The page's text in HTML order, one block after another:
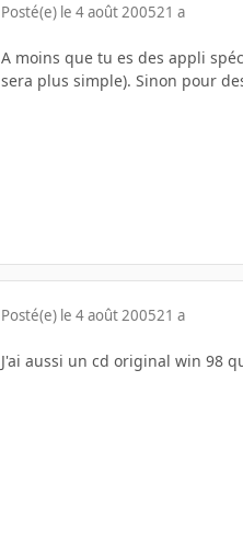
Posté(e) le 4 août 200521 a
A moins que tu es des appli
sera plus simple). Sinon pour
Posté(e) le 4 août 200521 a
J'ai aussi un cd original win 98